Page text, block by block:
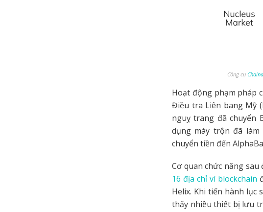
Công cụ
Hoạt động phạm pháp
Điều tra Liên bang Mỹ
nguỵ trang đã chuyển
dụng máy trộn đã
chuyển tiền đến
Cơ quan chức năng
16 địa chỉ ví blockchain
Helix. Khi tiến hành lục
thấy nhiều thiết bị lưu